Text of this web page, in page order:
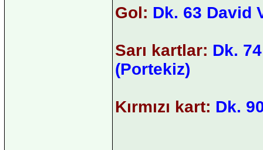
Gol: Dk. 63 David
Sarı kartlar: Dk.
(Portekiz)
Kırmızı kart: Dk.